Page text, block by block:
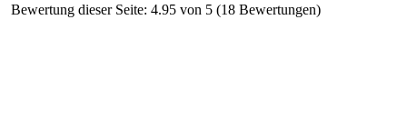
Bewertung dieser Seite: 4.95 von 5 (18 Bewertungen)